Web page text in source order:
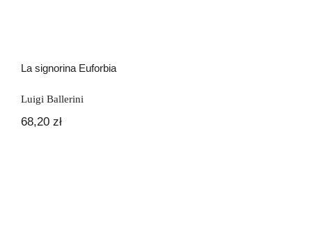
La signorina Euforbia
Luigi Ballerini
68,20 zł